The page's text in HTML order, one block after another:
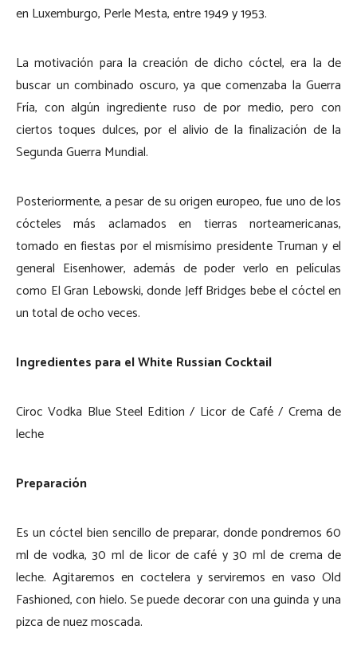
en Luxemburgo, Perle Mesta, entre 1949 y 1953.
La motivación para la creación de dicho cóctel, era la de
buscar un combinado oscuro, ya que comenzaba la Guerra
Fría, con algún ingrediente ruso de por medio, pero con
ciertos toques dulces, por el alivio de la finalización de la
Segunda Guerra Mundial.
Posteriormente, a pesar de su origen europeo, fue uno de los
cócteles más aclamados en tierras norteamericanas,
tomado en fiestas por el mismísimo presidente Truman y el
general Eisenhower, además de poder verlo en películas
como El Gran Lebowski, donde Jeff Bridges bebe el cóctel en
un total de ocho veces.
Ingredientes para el White Russian Cocktail
Ciroc Vodka Blue Steel Edition / Licor de Café / Crema de
leche
Preparación
Es un cóctel bien sencillo de preparar, donde pondremos 60
ml de vodka, 30 ml de licor de café y 30 ml de crema de
leche. Agitaremos en coctelera y serviremos en vaso Old
Fashioned, con hielo. Se puede decorar con una guinda y una
pizca de nuez moscada.